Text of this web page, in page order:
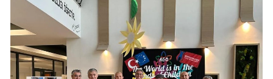
Kastamonu
Kayseri